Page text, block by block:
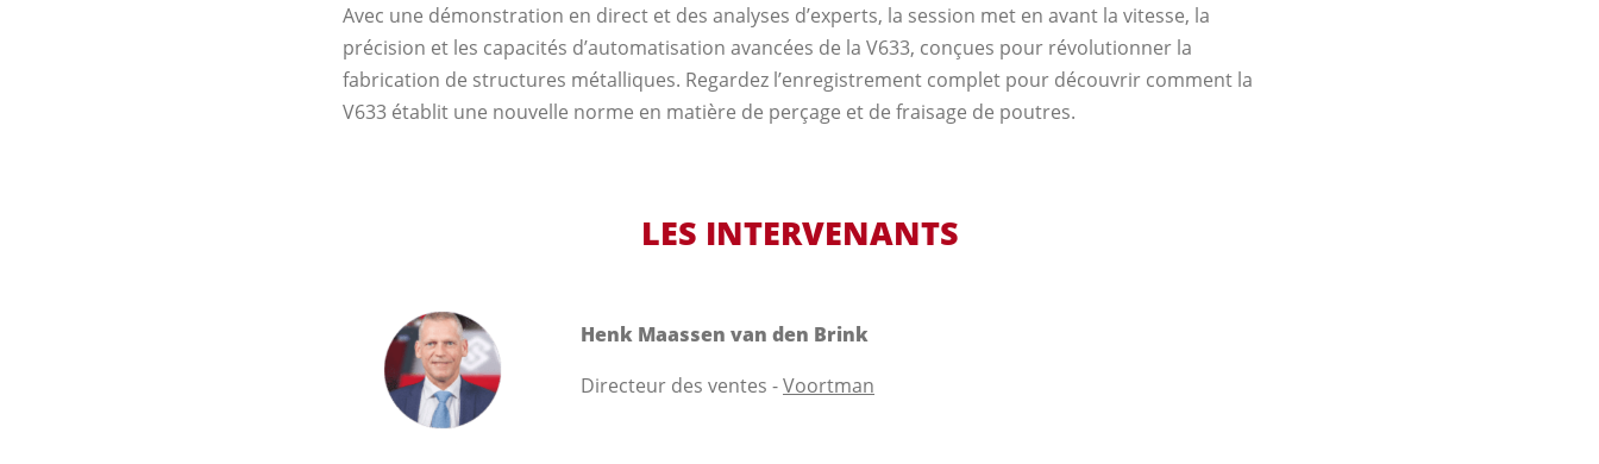
Avec une démonstration en direct et des analyses d’experts, la session met en avant la vitesse, la
précision et les capacités d’automatisation avancées de la V633, conçues pour révolutionner la
fabrication de structures métalliques. Regardez l’enregistrement complet pour découvrir comment la
V633 établit une nouvelle norme en matière de perçage et de fraisage de poutres.
LES INTERVENANTS
Henk Maassen van den Brink
Directeur des ventes -Voortman